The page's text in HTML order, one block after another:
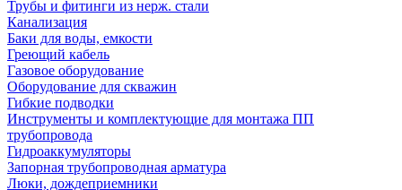
Трубы и фитинги из нерж. стали
Канализация
Баки для воды, емкости
Греющий кабель
Газовое оборудование
Оборудование для скважин
Гибкие подводки
Инструменты и комплектующие для монтажа ПП
трубопровода
Гидроаккумуляторы
Запорная трубопроводная арматура
Люки, дождеприемники